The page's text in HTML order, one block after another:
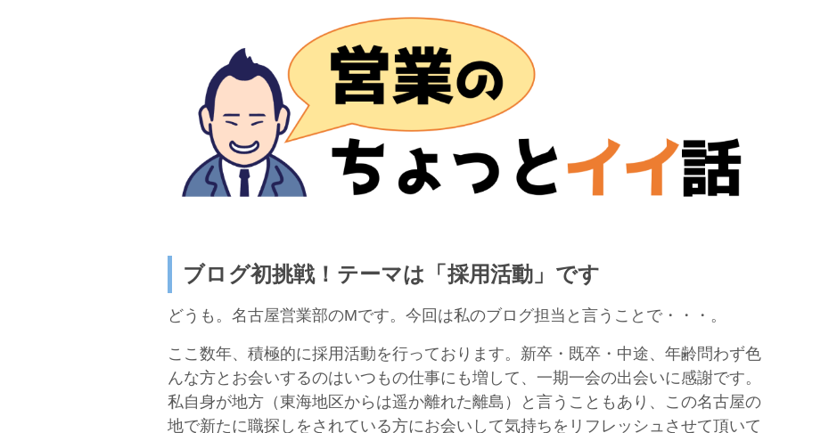
ブログ初挑戦！テーマは「採用活動」です
どうも。名古屋営業部のMです。今回は私のブログ担当と言うことで・・・。
ここ数年、積極的に採用活動を行っております。新卒・既卒・中途、年齢問わず色
んな方とお会いするのはいつもの仕事にも増して、一期一会の出会いに感謝です。
私自身が地方（東海地区からは遥か離れた離島）と言うこともあり、この名古屋の
地で新たに職探しをされている方にお会いして気持ちをリフレッシュさせて頂いて